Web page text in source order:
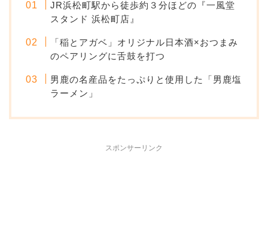
JR浜松町駅から徒歩約３分ほどの『一風堂
スタンド 浜松町店』
「稲とアガベ」オリジナル日本酒×おつまみ
のペアリングに舌鼓を打つ
男鹿の名産品をたっぷりと使用した「男鹿塩
ラーメン」
スポンサーリンク